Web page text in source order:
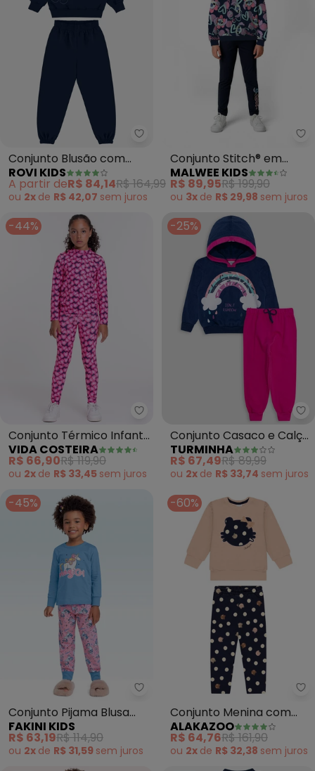
Rovi Kids - Conjunto Blusão
Conjunto Blusão com
Calça Moletom (Azul)
ROVI KIDS
A partir deR$ 84,14R$ 164,99
ou 2x de R$ 42,07 sem juros
Conjunto Stitch® em
Moletom (Azul Marinho)
MALWEE KIDS
R$ 89,95R$ 199,90
ou 3x de R$ 29,98 sem juros
-44%
Vida Costeira - Conjunto
Conjunto Térmico Infantil
Sublimado (Coração)
VIDA COSTEIRA
R$ 66,90R$ 119,90
ou 2x de R$ 33,45 sem juros
-25%
Conjunto Casaco e Calça
Amarração Menina (Azul)
TURMINHA
R$ 67,49R$ 89,99
ou 2x de R$ 33,74 sem juros
-45%
Fakini Kids - Conjunto Pijama
Conjunto Pijama Blusa
Manga Longa e Calça
(Azul)
FAKINI KIDS
R$ 63,19R$ 114,90
ou 2x de R$ 31,59 sem juros
-60%
Conjunto Menina com
Calça e Blusão Bordado
(Azul)
ALAKAZOO
R$ 64,76R$ 161,90
ou 2x de R$ 32,38 sem juros